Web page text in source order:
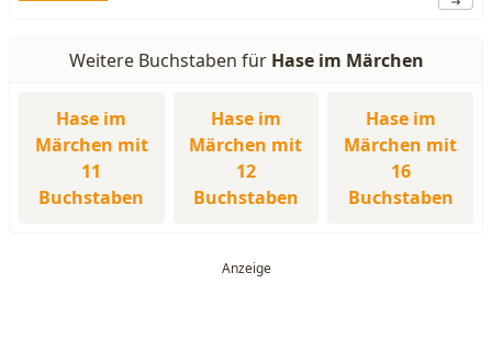
Weitere Buchstaben für Hase im Märchen
Hase im
Märchen mit
11
Buchstaben
Hase im
Märchen mit
12
Buchstaben
Hase im
Märchen mit
16
Buchstaben